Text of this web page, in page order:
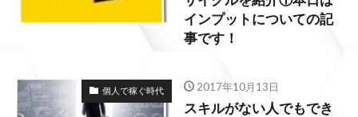
インプットについての記
事です！
個人で稼ぐ時代 2017年10月13日
スキルがない人でもでき